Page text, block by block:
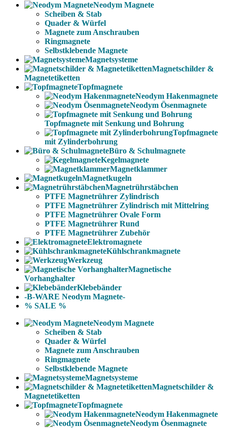
Neodym Magnete
Scheiben & Stab
Quader & Würfel
Magnete zum Anschrauben
Ringmagnete
Selbstklebende Magnete
Magnetsysteme
Magnetschilder &
Magnetetiketten
Topfmagnete
Neodym Hakenmagnete
Neodym Ösenmagnete
Topfmagnete mit Senkung und Bohrung
Topfmagnete
mit Zylinderbohrung
Büro & Schulmagnete
Kegelmagnete
Magnetklammer
Magnetkugeln
Magnetrührstäbchen
PTFE Magnetrührer Zylindrisch
PTFE Magnetrührer Zylindrisch mit Mittelring
PTFE Magnetrührer Ovale Form
PTFE Magnetrührer Rund
PTFE Magnetrührer Zubehör
Elektromagnete
Kühlschrankmagnete
Werkzeug
Magnetische
Vorhanghalter
Klebebänder
-B-WARE Neodym Magnete-
% SALE %
Neodym Magnete
Scheiben & Stab
Quader & Würfel
Magnete zum Anschrauben
Ringmagnete
Selbstklebende Magnete
Magnetsysteme
Magnetschilder &
Magnetetiketten
Topfmagnete
Neodym Hakenmagnete
Neodym Ösenmagnete